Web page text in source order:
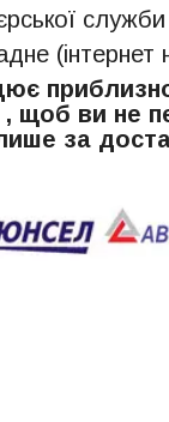
(інтернет
щоб ви не
за